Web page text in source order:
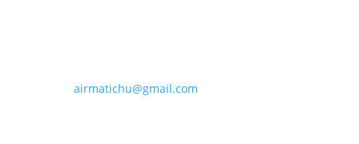
airmatichu@gmail.com